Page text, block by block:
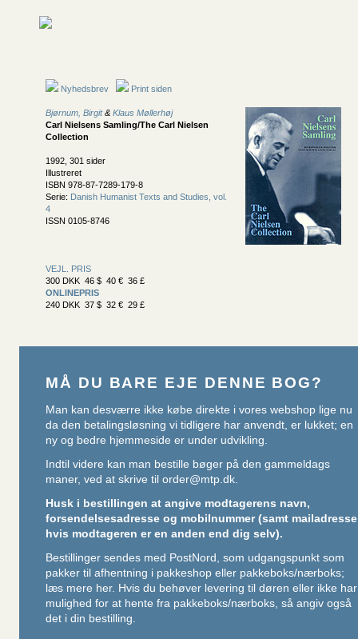
Nyhedsbrev Print siden
Bjørnum, Birgit& Klaus Møllerhøj
Carl Nielsens Samling/The Carl Nielsen
Collection
1992, 301 sider
Illustreret
ISBN 978-87-7289-179-8
Serie: Danish Humanist Texts and Studies, vol.
4
ISSN 0105-8746
VEJL. PRIS
300 DKK 46 $ 40 € 36 £
ONLINEPRIS
240 DKK 37 $ 32 € 29 £
MÅ DU BARE EJE DENNE BOG?
Man kan desværre ikke købe direkte i vores webshop lige nu
da den betalingsløsning vi tidligere har anvendt, er lukket; en
ny og bedre hjemmeside er under udvikling.
Indtil videre kan man bestille bøger på den gammeldags
maner, ved at skrive til order@mtp.dk.
Husk i bestillingen at angive modtagerens navn,
forsendelsesadresse og mobilnummer (samt mailadresse
hvis modtageren er en anden end dig selv).
Bestillinger sendes med PostNord, som udgangspunkt som
pakker til afhentning i pakkeshop eller pakkeboks/nærboks;
læs mere her. Hvis du behøver levering til døren eller ikke har
mulighed for at hente fra pakkeboks/nærboks, så angiv også
det i din bestilling.